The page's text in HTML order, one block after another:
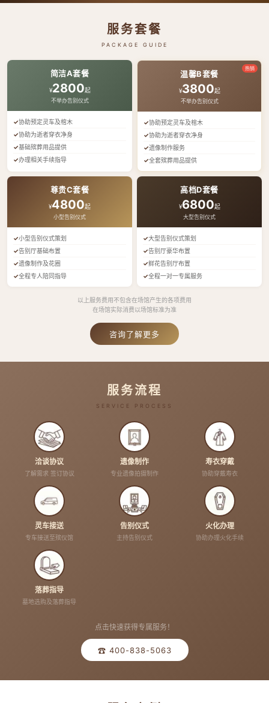
服务套餐
PACKAGE GUIDE
简洁A套餐
¥2800起
不举办告别仪式
协助预定灵车及棺木
协助为逝者穿衣净身
基础殡葬用品提供
办理相关手续指导
热销
温馨B套餐
¥3800起
不举办告别仪式
协助预定灵车及棺木
协助为逝者穿衣净身
遗像制作服务
全套殡葬用品提供
尊贵C套餐
¥4800起
小型告别仪式
小型告别仪式策划
告别厅基础布置
遗像制作及花圈
全程专人陪同指导
高档D套餐
¥6800起
大型告别仪式
大型告别仪式策划
告别厅豪华布置
鲜花告别厅布置
全程一对一专属服务
以上服务费用不包含在场馆产生的各项费用
在场馆实际消费以场馆标准为准
咨询了解更多
服务流程
SERVICE PROCESS
洽谈协议
了解需求 签订协议
遗像制作
专业遗像拍摄制作
寿衣穿戴
协助穿戴寿衣
灵车接送
专车接送至殡仪馆
告别仪式
主持告别仪式
火化办理
协助办理火化手续
落葬指导
墓地选购及落葬指导
点击快速获得专属服务！
☎ 400-838-5063